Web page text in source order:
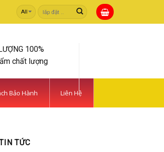
Tìm
kiếm:
100%
chất lượng
Bảo Hành Liên Hệ
| CAMERA
TỨC